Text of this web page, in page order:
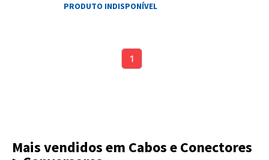
Entendi
Entendi
PRODUTO INDISPONÍVEL
1
Mais vendidos em Cabos e Conectores